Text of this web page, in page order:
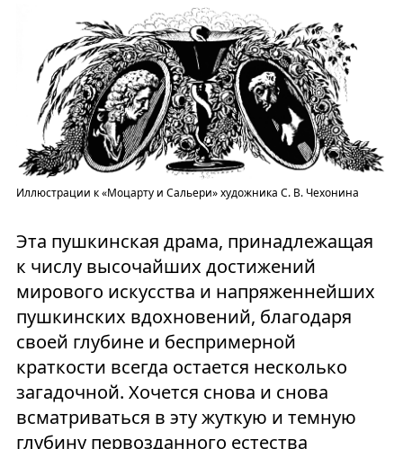
Иллюстрации к «Моцарту и Сальери» художника С. В. Чехонина
Эта пушкинская драма, принадлежащая
к числу высочайших достижений
мирового искусства и напряженнейших
пушкинских вдохновений, благодаря
своей глубине и беспримерной
краткости всегда остается несколько
загадочной. Хочется снова и снова
всматриваться в эту жуткую и темную
глубину первозданного естества